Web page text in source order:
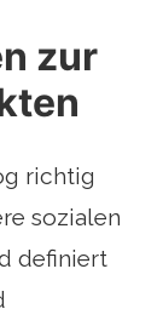
zur
richtig
sozialen
definiert